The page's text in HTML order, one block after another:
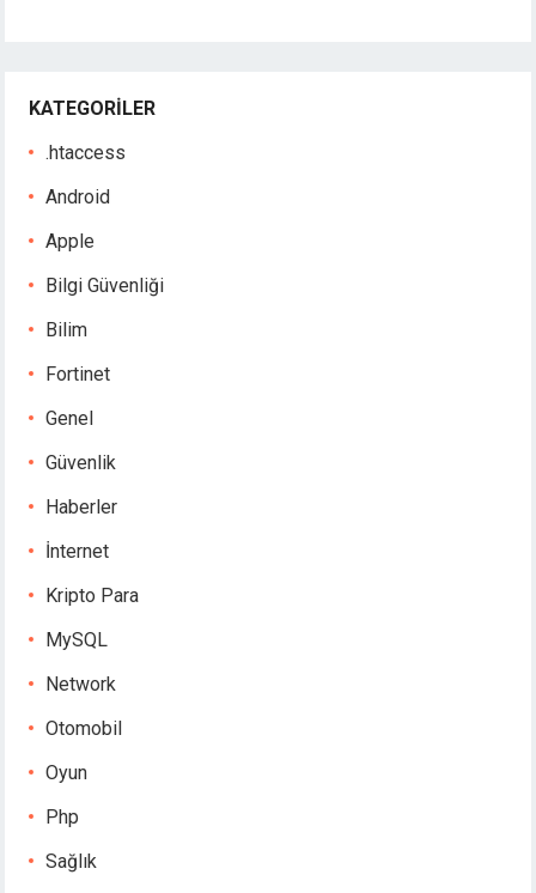
KATEGORILER
.htaccess
Android
Apple
Bilgi Güvenliği
Bilim
Fortinet
Genel
Güvenlik
Haberler
İnternet
Kripto Para
MySQL
Network
Otomobil
Oyun
Php
Sağlık